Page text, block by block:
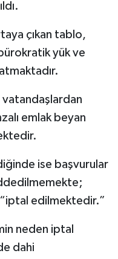
çıkan tablo,
yük ve
emlak beyan
ise başvurular
edilmektedir.”
neden iptal
dahi